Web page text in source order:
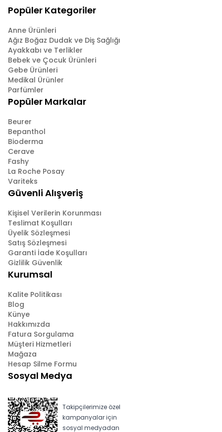
Popüler Kategoriler
Anne Ürünleri
Ağız Boğaz Dudak ve Diş Sağlığı
Ayakkabı ve Terlikler
Bebek ve Çocuk Ürünleri
Gebe Ürünleri
Medikal Ürünler
Parfümler
Popüler Markalar
Beurer
Bepanthol
Bioderma
Cerave
Fashy
La Roche Posay
Variteks
Güvenli Alışveriş
Kişisel Verilerin Korunması
Teslimat Koşulları
Üyelik Sözleşmesi
Satış Sözleşmesi
Garanti İade Koşulları
Gizlilik Güvenlik
Kurumsal
Kalite Politikası
Blog
Künye
Hakkımızda
Fatura Sorgulama
Müşteri Hizmetleri
Mağaza
Hesap Silme Formu
Sosyal Medya
Takipçilerimize özel
kampanyalar için
sosyal medyadan